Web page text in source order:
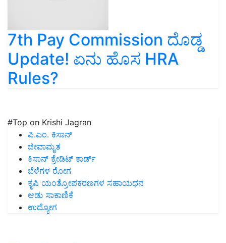
7th Pay Commission ದೊಡ್ಡ
Update! ಏನು ಹೊಸ HRA
Rules?
#Top on Krishi Jagran
ಪಿ.ಎಂ. ಕಿಸಾನ್
ಜೀವಾಮೃತ
ಕಿಸಾನ್ ಕ್ರೇಡಿಟ್ ಕಾರ್ಡ್
ಬೆಳೆಗಳ ರೋಗ
ಕೃಷಿ ಯಂತ್ರೋಪಕರಣಗಳ ಸಹಾಯಧನ
ಆಡು ಸಾಕಾಣಿಕೆ
ಉದ್ಯೋಗ